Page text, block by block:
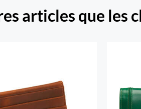
articles que les